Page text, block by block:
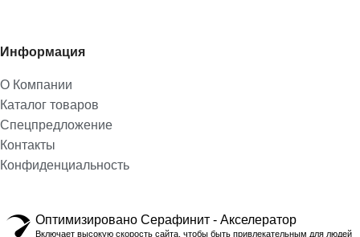
Информация
О Компании
Каталог товаров
Спецпредложение
Контакты
Конфиденциальность
Оптимизировано Серафинит - Акселератор
Включает высокую скорость сайта, чтобы быть привлекательным для людей